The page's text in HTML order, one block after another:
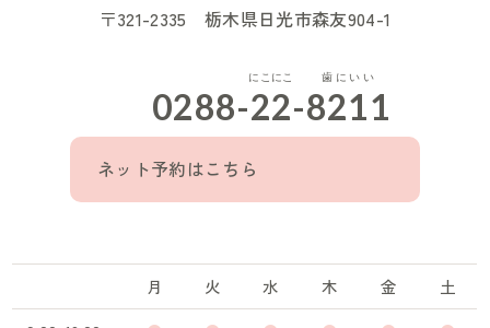
〒321-2335 栃木県日光市森友904-1
0288-22-8211
ネット予約はこちら
月 火 水 木 金
土